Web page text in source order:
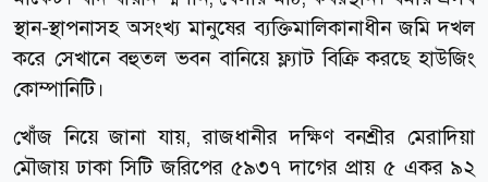
স্থান-স্থাপনাসহ অসংখ্য মানুষের ব্যক্তিমালিকানাধীন জমি দখল
করে সেখানে বহুতল ভবন বানিয়ে ফ্ল্যাট বিক্রি করছে হাউজিং
কোম্পানিটি।
খোঁজ নিয়ে জানা যায়, রাজধানীর দক্ষিণ বনশ্রীর মেরাদিয়া
মৌজায় ঢাকা সিটি জরিপের ৫৯৩৭ দাগের প্রায় ৫ একর ৯২